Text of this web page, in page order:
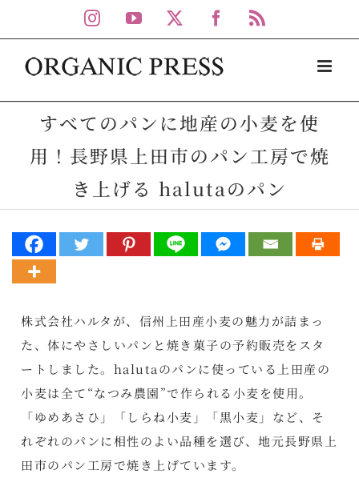
to
content
Instagram
YouTube Facebook
すべてのパンに地産の小麦を使
用！長野県上田市のパン工房で焼
き上げる halutaのパン
株式会社ハルタが、信州上田産小麦の魅力が詰まっ
た、体にやさしいパンと焼き菓子の予約販売をスタ
ートしました。halutaのパンに使っている上田産の
小麦は全て“なつみ農園”で作られる小麦を使用。
「ゆめあさひ」「しらね小麦」「黒小麦」など、そ
れぞれのパンに相性のよい品種を選び、地元長野県上
田市のパン工房で焼き上げています。